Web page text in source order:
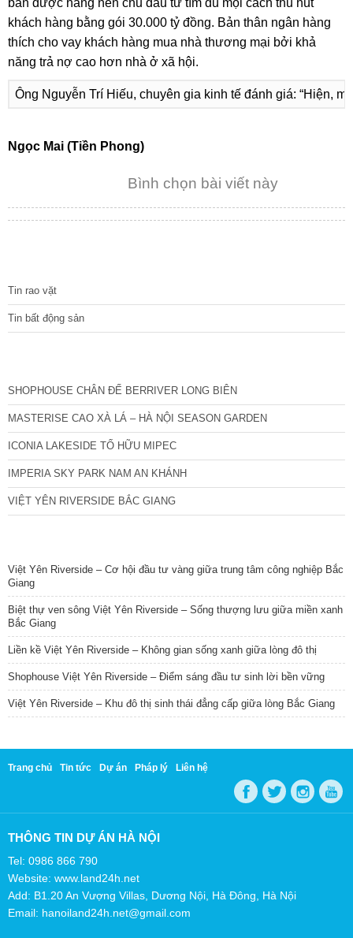
bán được hàng nên chủ đầu tư tìm đủ mọi cách thu hút
khách hàng bằng gói 30.000 tỷ đồng. Bản thân ngân hàng
thích cho vay khách hàng mua nhà thương mại bởi khả
năng trả nợ cao hơn nhà ở xã hội.
Ông Nguyễn Trí Hiếu, chuyên gia kinh tế đánh giá: “Hiện,
Ngọc Mai (Tiền Phong)
Bình chọn bài viết này
Tin rao vặt
Tin bất động sản
SHOPHOUSE CHÂN ĐẾ BERRIVER LONG BIÊN
MASTERISE CAO XÀ LÁ – HÀ NỘI SEASON GARDEN
ICONIA LAKESIDE TỐ HỮU MIPEC
IMPERIA SKY PARK NAM AN KHÁNH
VIỆT YÊN RIVERSIDE BẮC GIANG
Việt Yên Riverside – Cơ hội đầu tư vàng giữa trung tâm công nghiệp Bắc
Giang
Biệt thự ven sông Việt Yên Riverside – Sống thượng lưu giữa miền xanh
Bắc Giang
Liền kề Việt Yên Riverside – Không gian sống xanh giữa lòng đô thị
Shophouse Việt Yên Riverside – Điểm sáng đầu tư sinh lời bền vững
Việt Yên Riverside – Khu đô thị sinh thái đẳng cấp giữa lòng Bắc Giang
Trang chủ Tin tức Dự án Pháp lý Liên hệ
THÔNG TIN DỰ ÁN HÀ NỘI
Tel: 0986 866 790
Website: www.land24h.net
Add: B1.20 An Vượng Villas, Dương Nội, Hà Đông, Hà Nội
Email: hanoiland24h.net@gmail.com